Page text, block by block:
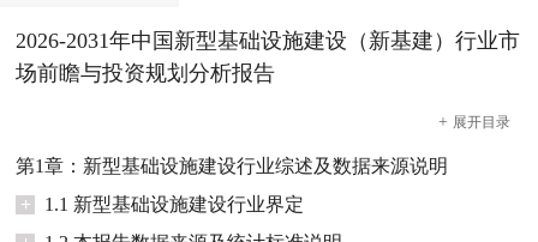
2026-2031年中国新型基础设施建设（新基建）行业市
场前瞻与投资规划分析报告
+ 展开目录
第1章：新型基础设施建设行业综述及数据来源说明
+
1.1 新型基础设施建设行业界定